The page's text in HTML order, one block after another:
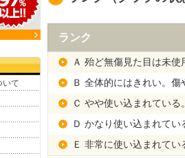
ランク
Ａ 殆ど無傷見た目は未使
Ｂ 全体的にはきれい。
Ｃ やや使い込まれてい
Ｄ かなり使い込まれて
Ｅ 非常に使い込まれて
いて